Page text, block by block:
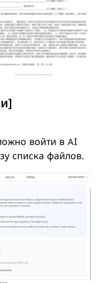
войти в AI
списка файлов.